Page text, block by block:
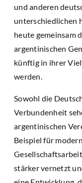
und anderen
unterschiedlichen
heute gemeinsam
argentinischen
künftig in ihrer
werden.
Sowohl die
Verbundenheit
argentinischen
Beispiel für
stärker vernetzt